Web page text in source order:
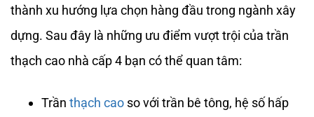
thành xu hướng lựa chọn hàng đầu trong ngành xây
dựng. Sau đây là những ưu điểm vượt trội của trần
thạch cao nhà cấp 4 bạn có thể quan tâm:
Trần thạch caoso với trần bê tông, hệ số hấp